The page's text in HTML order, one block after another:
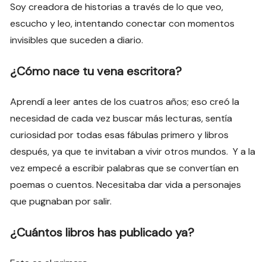
Soy creadora de historias a través de lo que veo,
escucho y leo, intentando conectar con momentos
invisibles que suceden a diario.
¿Cómo nace tu vena escritora?
Aprendí a leer antes de los cuatros años; eso creó la
necesidad de cada vez buscar más lecturas, sentía
curiosidad por todas esas fábulas primero y libros
después, ya que te invitaban a vivir otros mundos. Y a la
vez empecé a escribir palabras que se convertían en
poemas o cuentos. Necesitaba dar vida a personajes
que pugnaban por salir.
¿Cuántos libros has publicado ya?